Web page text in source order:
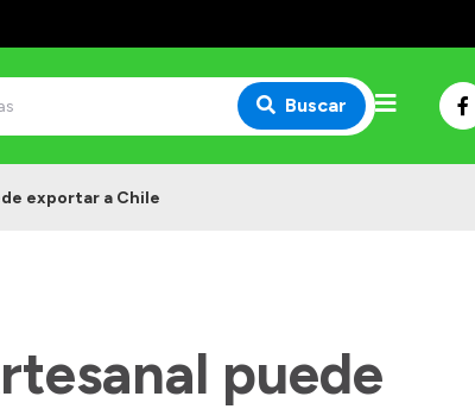
Buscar
exportar a Chile
puede